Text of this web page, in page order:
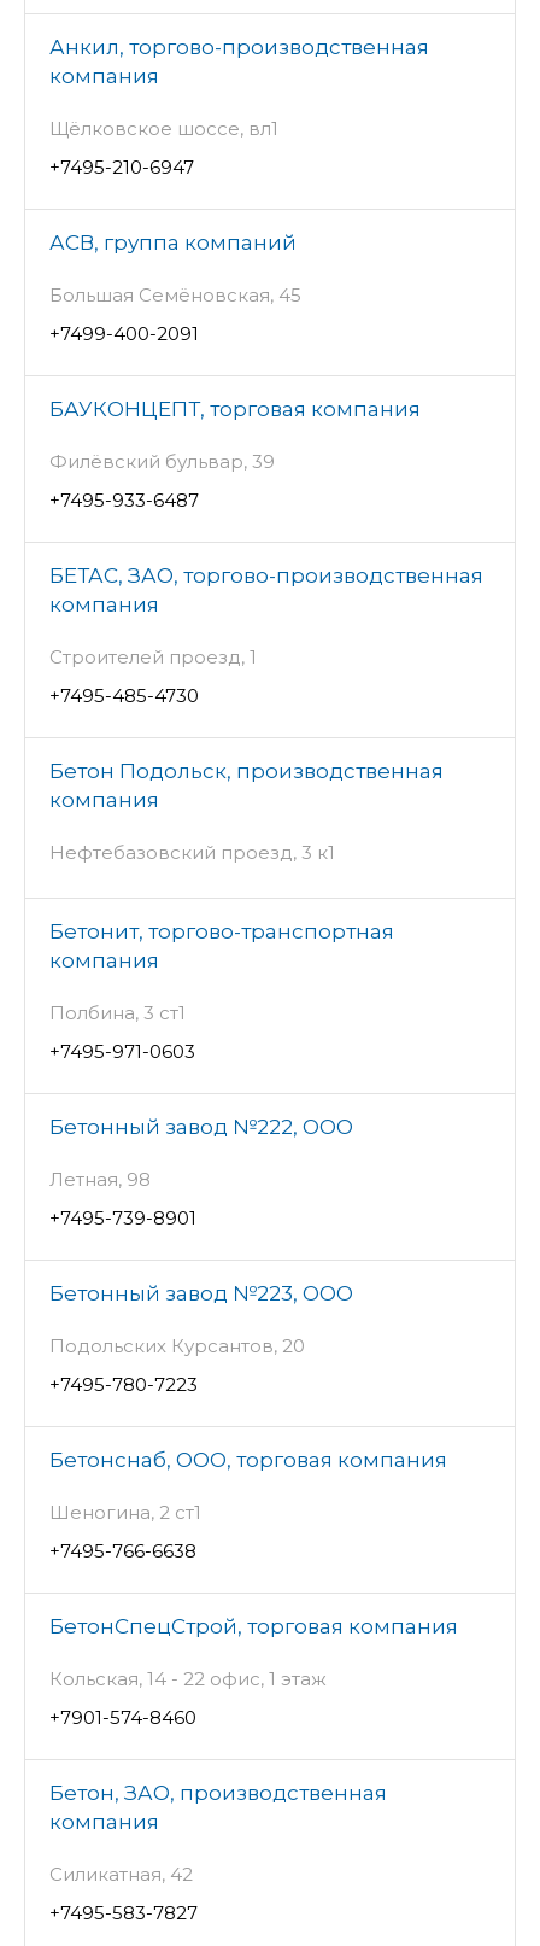
Анкил, торгово-производственная
компания
Щёлковское шоссе, вл1
+7495-210-6947
АСВ, группа компаний
Большая Семёновская, 45
+7499-400-2091
БАУКОНЦЕПТ, торговая компания
Филёвский бульвар, 39
+7495-933-6487
БЕТАС, ЗАО, торгово-производственная
компания
Строителей проезд, 1
+7495-485-4730
Бетон Подольск, производственная
компания
Нефтебазовский проезд, 3 к1
Бетонит, торгово-транспортная
компания
Полбина, 3 ст1
+7495-971-0603
Бетонный завод №222, ООО
Летная, 98
+7495-739-8901
Бетонный завод №223, ООО
Подольских Курсантов, 20
+7495-780-7223
Бетонснаб, ООО, торговая компания
Шеногина, 2 ст1
+7495-766-6638
БетонСпецСтрой, торговая компания
Кольская, 14 - 22 офис, 1 этаж
+7901-574-8460
Бетон, ЗАО, производственная
компания
Силикатная, 42
+7495-583-7827